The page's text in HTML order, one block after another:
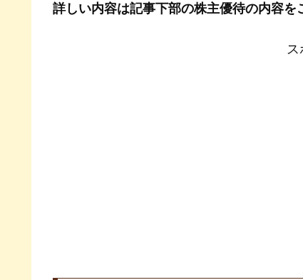
詳しい内容は記事下部の株主優待の内容を
ス